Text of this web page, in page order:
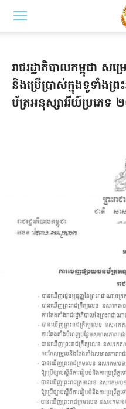
រាជរដ្ឋាភិបាលកម្ពុជា សម្
និងប្រើប្រាស់ក្នុងទូទាំងព្រ
ប័ត្រអនុស្សាវរីយ៍ប្រភេ